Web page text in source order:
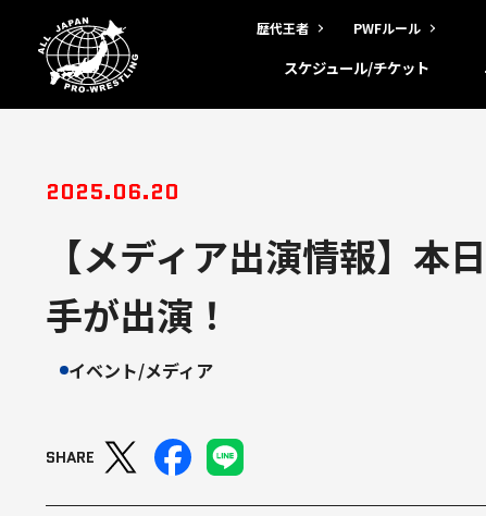
歴代王者 PWFルール
スケジュール/チケット
2025.06.20
【メディア出演情報】
手が出演！
イベント/メディア
SHARE